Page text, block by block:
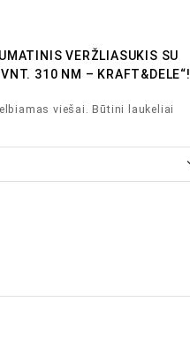
VERŽLIASUKIS SU
310 NM – KRAFT&DELE“!
viešai. Būtini laukeliai